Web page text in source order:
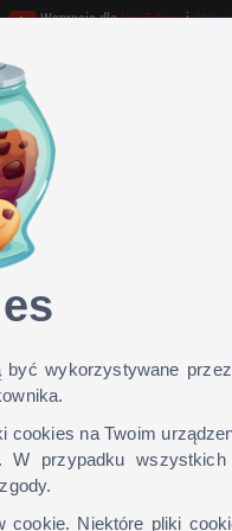
być wykorzystywane
cookies na Twoim
W przypadku wszystkich
cookie. Niektóre pliki
Wspracie dlaYouTuberai
3
1.8, 1.7,
Jak zainstalować